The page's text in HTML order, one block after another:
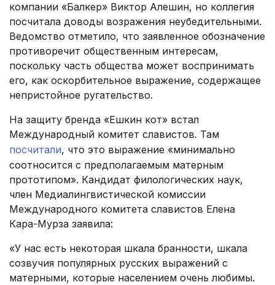
компании «Балкер» Виктор Алешин, но коллегия
посчитала доводы возражения неубедительными.
Ведомство отметило, что заявленное обозначение
противоречит общественным интересам,
поскольку часть общества может воспринимать
его, как оскорбительное выражение, содержащее
непристойное ругательство.
На защиту бренда «Ешкин кот» встал
Международный комитет славистов. Там
посчитали, что это выражение «минимально
соотносится с предполагаемым матерным
прототипом». Кандидат филологических наук,
член Медиалингвистической комиссии
Международного комитета славистов Елена
Кара-Мурза заявила:
«У нас есть некоторая шкала бранности, шкала
созвучия популярных русских выражений с
матерными, которые населением очень любимы.